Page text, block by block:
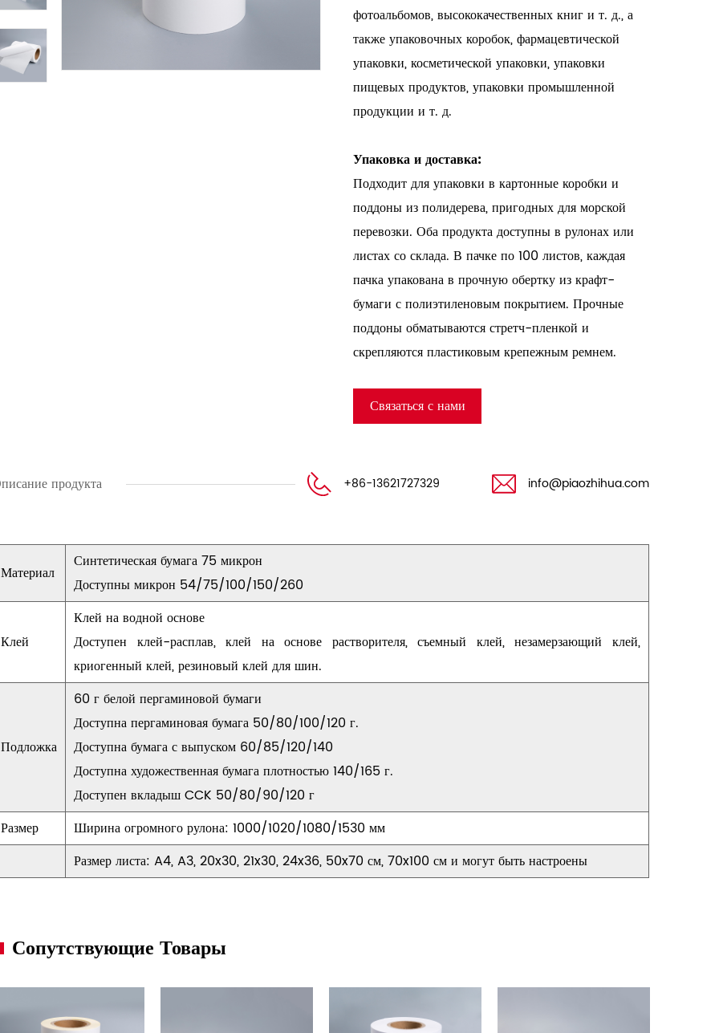
фотоальбомов, высококачественных книг и т. д., а
также упаковочных коробок, фармацевтической
упаковки, косметической упаковки, упаковки
пищевых продуктов, упаковки промышленной
продукции и т. д.
Упаковка и доставка:
Подходит для упаковки в картонные коробки и
поддоны из полидерева, пригодных для морской
перевозки. Оба продукта доступны в рулонах или
листах со склада.В пачке по 100 листов, каждая
пачка упакована в прочную обертку из крафт-
бумаги с полиэтиленовым покрытием. Прочные
поддоны обматываются стретч-пленкой и
скрепляются пластиковым крепежным ремнем.
Связаться с нами
продукта +86-13621727329 info@piaozhihua.com
Материал
Синтетическая бумага 75 микрон
Доступны микрон 54/75/100/150/260
Клей
Клей на водной основе
Доступен клей-расплав, клей на основе растворителя, съемный клей, незамерзающий клей,
криогенный клей, резиновый клей для шин.
Подложка
60 г белой пергаминовой бумаги
Доступна пергаминовая бумага 50/80/100/120 г.
Доступна бумага с выпуском 60/85/120/140
Доступна художественная бумага плотностью 140/165 г.
Доступен вкладыш CCK 50/80/90/120 г
Размер
Ширина огромного рулона: 1000/1020/1080/1530 мм
Размер листа: A4, A3, 20x30, 21x30, 24x36, 50x70 см, 70x100 см и могут быть настроены
Сопутствующие Товары